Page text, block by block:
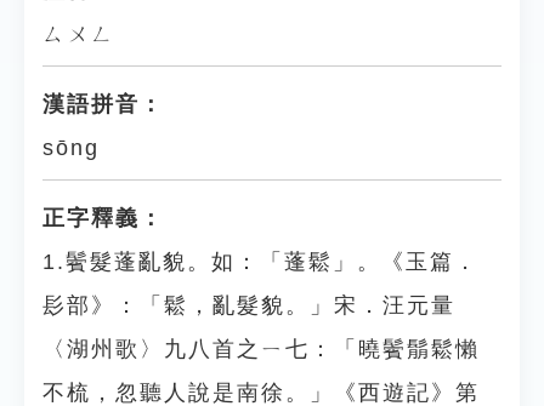
ㄙㄨㄥ
漢語拼音：
sōng
正字釋義：
1.鬢髮蓬亂貌。如：「蓬鬆」。《玉篇．
髟部》：「鬆，亂髮貌。」宋．汪元量
〈湖州歌〉九八首之ㄧ七：「曉鬢鬅鬆懶
不梳，忽聽人說是南徐。」《西遊記》第